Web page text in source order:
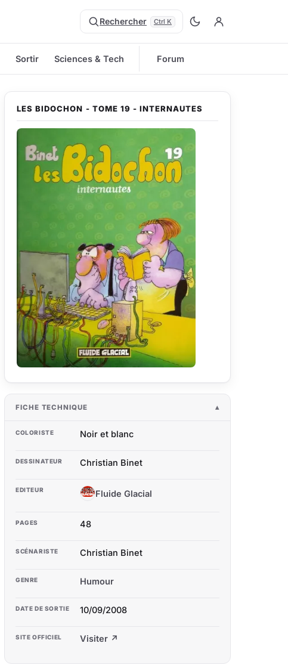
Rechercher Ctrl K
Sortir Sciences & Tech Forum
LES BIDOCHON - TOME 19 - INTERNAUTES
FICHE TECHNIQUE
COLORISTE Noir et blanc
DESSINATEUR Christian Binet
EDITEUR FG Fluide Glacial
PAGES 48
SCÉNARISTE Christian Binet
GENRE Humour
DATE DE SORTIE 10/09/2008
SITE OFFICIEL Visiter ↗